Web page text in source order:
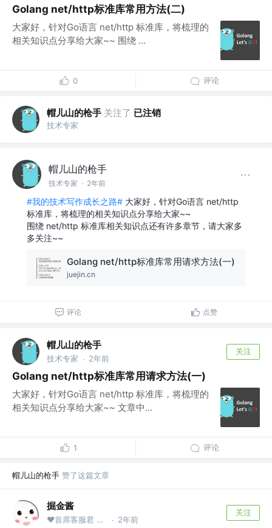
Golang net/http标准库常用方法(二)
大家好，针对Go语言 net/http 标准库，将梳理的
相关知识点分享给大家~~ 围绕 ...
0 评论
帽儿山的枪手 关注了 已注销
技术专家
帽儿山的枪手
技术专家 · 2年前
#我的技术写作成长之路# 大家好，针对Go语言 net/http
标准库，将梳理的相关知识点分享给大家~~
围绕 net/http 标准库相关知识点还有许多章节，请大家多
多关注~~
Golang net/http标准库常用请求方法(一)
juejin.cn
评论 点赞
帽儿山的枪手
技术专家 · 2年前
关注
Golang net/http标准库常用请求方法(一)
大家好，针对Go语言 net/http 标准库，将梳理的
相关知识点分享给大家~~ 文章中...
1 评论
帽儿山的枪手 赞了这篇文章
掘金酱
❤首席客服君 @掘金 · 2年前
关注